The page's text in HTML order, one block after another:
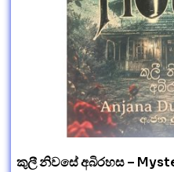
කුලී නිවසේ අබිරහස –